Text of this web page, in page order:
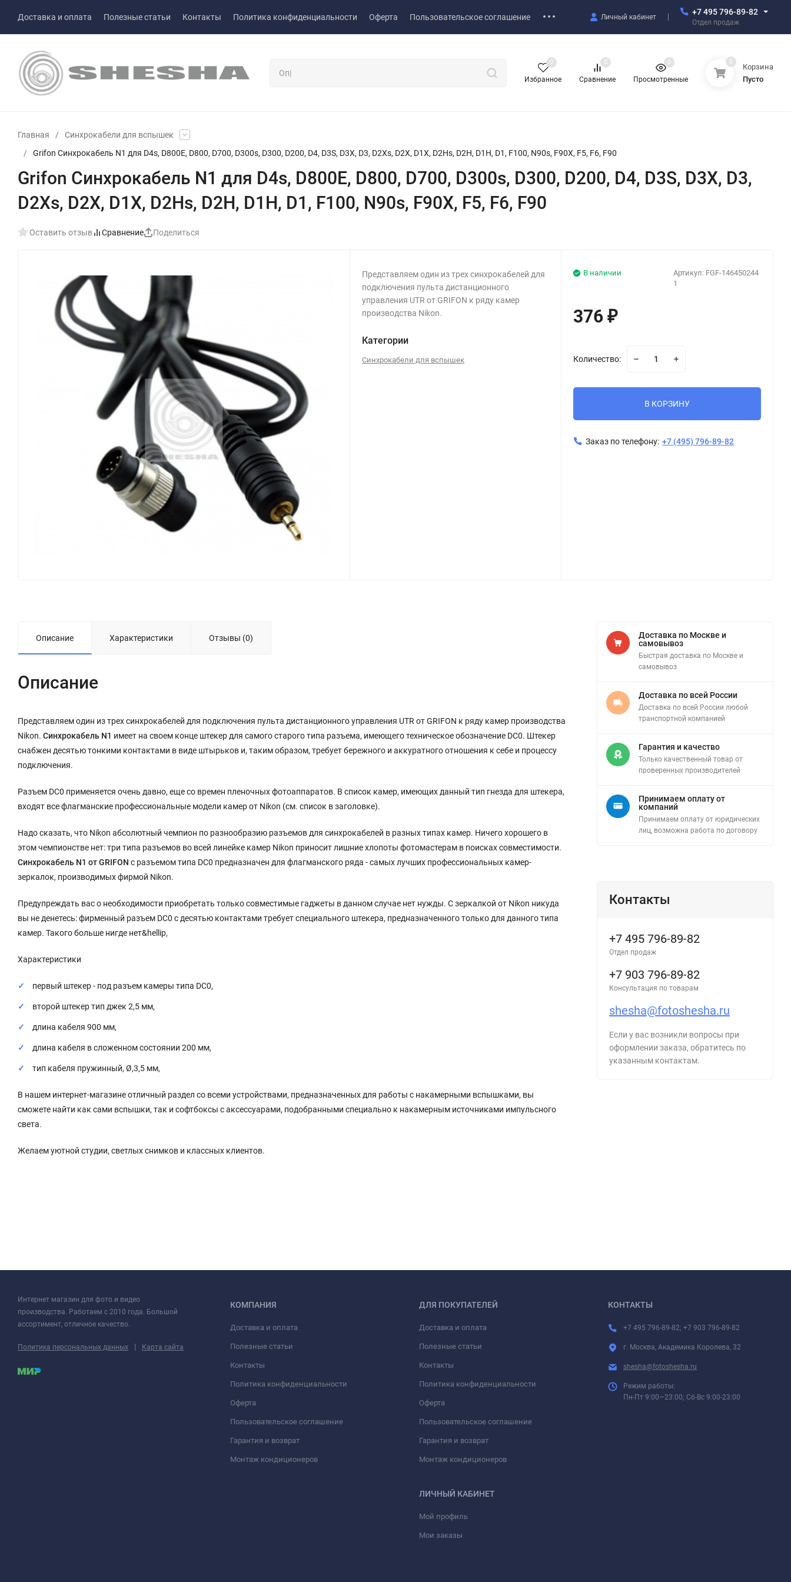
Доставка и оплата Полезные статьи Контакты Политика конфиденциальности Оферта Пользовательское соглашение Личный кабинет
+7 495 796-89-82
Отдел продаж
Избранное
0
Сравнение
0
Просмотренные
0 0
Корзина
Пусто
Главная /
Синхрокабели для вспышек
/
Grifon Синхрокабель N1 для D4s, D800E, D800, D700, D300s, D300, D200, D4, D3S, D3X, D3, D2Xs, D2X, D1X, D2Hs, D2H, D1H, D1, F100, N90s, F90X, F5, F6, F90
Grifon Синхрокабель N1 для D4s, D800E, D800, D700, D300s, D300, D200, D4, D3S, D3X, D3,
D2Xs, D2X, D1X, D2Hs, D2H, D1H, D1, F100, N90s, F90X, F5, F6, F90
Оставить отзыв Сравнение Поделиться
Представляем один из трех синхрокабелей для
подключения пульта дистанционного
управления UTR от GRIFON к ряду камер
производства Nikon.
Категории
Синхрокабели для вспышек
Артикул: FGF-146450244
1
В наличии
376₽
Количество:
В КОРЗИНУ
Заказ по телефону: +7 (495) 796-89-82
Описание Характеристики Отзывы (0)
Описание
Представляем один из трех синхрокабелей для подключения пульта дистанционного управления UTR от GRIFON к ряду камер производства
Nikon. Синхрокабель N1 имеет на своем конце штекер для самого старого типа разъема, имеющего техническое обозначение DC0. Штекер
снабжен десятью тонкими контактами в виде штырьков и, таким образом, требует бережного и аккуратного отношения к себе и процессу
подключения.
Разъем DC0 применяется очень давно, еще со времен пленочных фотоаппаратов. В список камер, имеющих данный тип гнезда для штекера,
входят все флагманские профессиональные модели камер от Nikon (см. список в заголовке).
Надо сказать, что Nikon абсолютный чемпион по разнообразию разъемов для синхрокабелей в разных типах камер. Ничего хорошего в
этом чемпионстве нет: три типа разъемов во всей линейке камер Nikon приносит лишние хлопоты фотомастерам в поисках совместимости.
Синхрокабель N1 отGRIFON с разъемом типа DC0 предназначен для флагманского ряда - самых лучших профессиональных камер-
зеркалок, производимых фирмой Nikon.
Предупреждать вас о необходимости приобретать только совместимые гаджеты в данном случае нет нужды. С зеркалкой от Nikon никуда
вы не денетесь: фирменный разъем DC0 с десятью контактами требует специального штекера, предназначенного только для данного типа
камер. Такого больше нигде нет&hellip,
Характеристики
первый штекер - под разъем камеры типа DC0,
второй штекер тип джек 2,5 мм,
длина кабеля 900 мм,
длина кабеля в сложенном состоянии 200 мм,
тип кабеля пружинный, Ø,3,5 мм,
В нашем интернет-магазине отличный раздел со всеми устройствами, предназначенных для работы с накамерными вспышками, вы
сможете найти как сами вспышки, так и софтбоксы с аксессуарами, подобранными специально к накамерным источниками импульсного
света.
Желаем уютной студии, светлых снимков и классных клиентов.
Доставка по Москве и
самовывоз
Быстрая доставка по Москве и
самовывоз
Доставка по всей России
Доставка по всей России любой
транспортной компанией
Гарантия и качество
Только качественный товар от
проверенных производителей
Принимаем оплату от
компаний
Принимаем оплату от юридических
лиц, возможна работа по договору
Контакты
+7 495 796-89-82
Отдел продаж
+7 903 796-89-82
Консультация по товарам
shesha@fotoshesha.ru
Если у вас возникли вопросы при
оформлении заказа, обратитесь по
указанным контактам.
Интернет магазин для фото и видео
производства. Работаем с 2010 года. Большой
ассортимент, отличное качество.
Политика персональных данных | Карта сайта
КОМПАНИЯ
Доставка и оплата
Полезные статьи
Контакты
Политика конфиденциальности
Оферта
Пользовательское соглашение
Гарантия и возврат
Монтаж кондиционеров
ДЛЯ ПОКУПАТЕЛЕЙ
Доставка и оплата
Полезные статьи
Контакты
Политика конфиденциальности
Оферта
Пользовательское соглашение
Гарантия и возврат
Монтаж кондиционеров
ЛИЧНЫЙ КАБИНЕТ
Мой профиль
Мои заказы
КОНТАКТЫ
+7 495 796-89-82; +7 903 796-89-82
г. Москва, Академика Королева, 32
shesha@fotoshesha.ru
Режим работы:
Пн-Пт 9:00—23:00; Сб-Вс 9:00-23:00